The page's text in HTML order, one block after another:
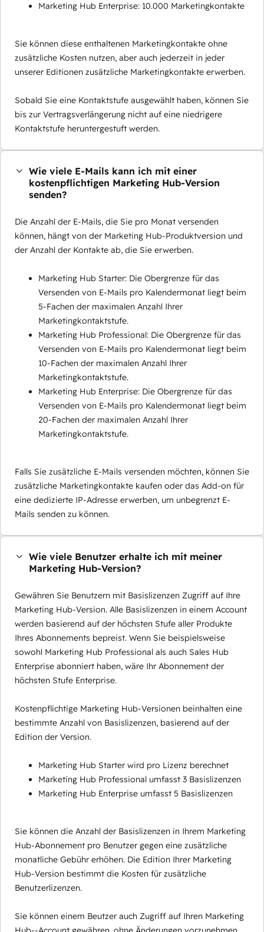
Marketing Hub Enterprise: 10.000 Marketingkontakte
Sie können diese enthaltenen Marketingkontakte ohne
zusätzliche Kosten nutzen, aber auch jederzeit in jeder
unserer Editionen zusätzliche Marketingkontakte erwerben.
Sobald Sie eine Kontaktstufe ausgewählt haben, können Sie
bis zur Vertragsverlängerung nicht auf eine niedrigere
Kontaktstufe heruntergestuft werden.
Wie viele E-Mails kann ich mit einer
kostenpflichtigen Marketing Hub-Version
senden?
Die Anzahl der E-Mails, die Sie pro Monat versenden
können, hängt von der Marketing Hub-Produktversion und
der Anzahl der Kontakte ab, die Sie erwerben.
Marketing Hub Starter: Die Obergrenze für das
Versenden von E-Mails pro Kalendermonat liegt beim
5-Fachen der maximalen Anzahl Ihrer
Marketingkontaktstufe.
Marketing Hub Professional: Die Obergrenze für das
Versenden von E-Mails pro Kalendermonat liegt beim
10-Fachen der maximalen Anzahl Ihrer
Marketingkontaktstufe.
Marketing Hub Enterprise: Die Obergrenze für das
Versenden von E-Mails pro Kalendermonat liegt beim
20-Fachen der maximalen Anzahl Ihrer
Marketingkontaktstufe.
Falls Sie zusätzliche E-Mails versenden möchten, können Sie
zusätzliche Marketingkontakte kaufen oder das Add-on für
eine dedizierte IP-Adresse erwerben, um unbegrenzt E-
Mails senden zu können.
Wie viele Benutzer erhalte ich mit meiner
Marketing Hub-Version?
Gewähren Sie Benutzern mit Basislizenzen Zugriff auf Ihre
Marketing Hub-Version. Alle Basislizenzen in einem Account
werden basierend auf der höchsten Stufe aller Produkte
Ihres Abonnements bepreist. Wenn Sie beispielsweise
sowohl Marketing Hub Professional als auch Sales Hub
Enterprise abonniert haben, wäre Ihr Abonnement der
höchsten Stufe Enterprise.
Kostenpflichtige Marketing Hub-Versionen beinhalten eine
bestimmte Anzahl von Basislizenzen, basierend auf der
Edition der Version.
Marketing Hub Starter wird pro Lizenz berechnet
Marketing Hub Professional umfasst 3 Basislizenzen
Marketing Hub Enterprise umfasst 5 Basislizenzen
Sie können die Anzahl der Basislizenzen in Ihrem Marketing
Hub-Abonnement pro Benutzer gegen eine zusätzliche
monatliche Gebühr erhöhen. Die Edition Ihrer Marketing
Hub-Version bestimmt die Kosten für zusätzliche
Benutzerlizenzen.
Sie können einem Beutzer auch Zugriff auf Ihren Marketing